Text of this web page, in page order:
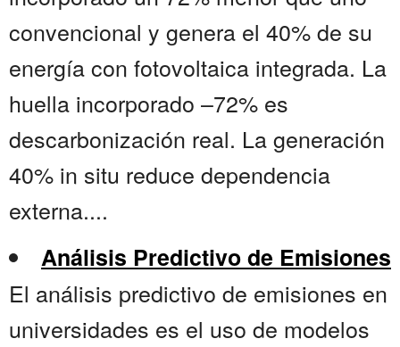
convencional y genera el 40% de su
energía con fotovoltaica integrada. La
huella incorporado –72% es
descarbonización real. La generación
40% in situ reduce dependencia
externa....
Análisis Predictivo de Emisiones
El análisis predictivo de emisiones en
universidades es el uso de modelos